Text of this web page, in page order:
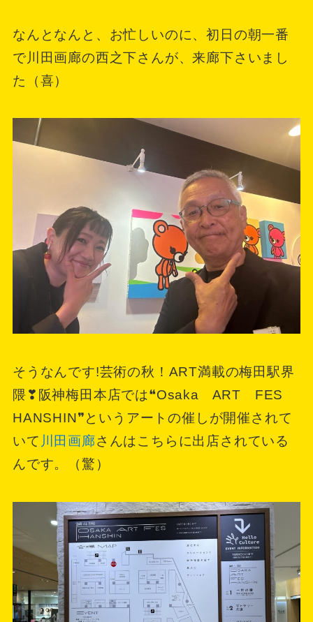
なんとなんと、お忙しいのに、初日の朝一番
で川田画廊の西之下さんが、来廊下さいまし
た（喜）
そうなんです!芸術の秋！ART満載の梅田駅界
隈❣阪神梅田本店では❝Osaka ART FES
HANSHIN❞というアートの催しが開催されて
いて 川田画廊さんはこちらに出店されている
んです。（驚）